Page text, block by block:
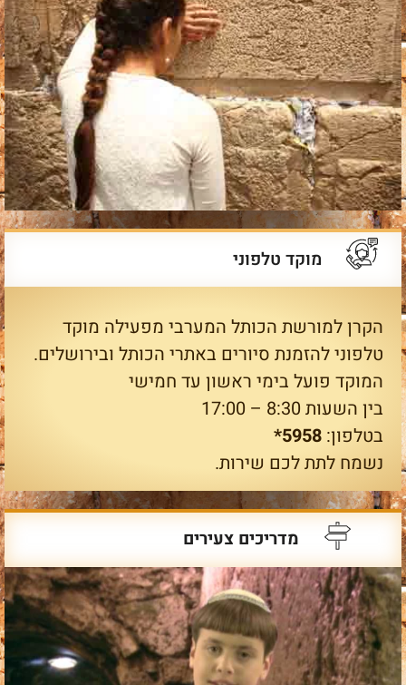
מוקד טלפוני
הקרן למורשת הכותל המערבי מפעילה מוקד
טלפוני להזמנת סיורים באתרי הכותל ובירושלים.
המוקד פועל בימי ראשון עד חמישי
בין השעות 8:30 – 17:00
בטלפון: 5958*
נשמח לתת לכם שירות.
מדריכים צעירים